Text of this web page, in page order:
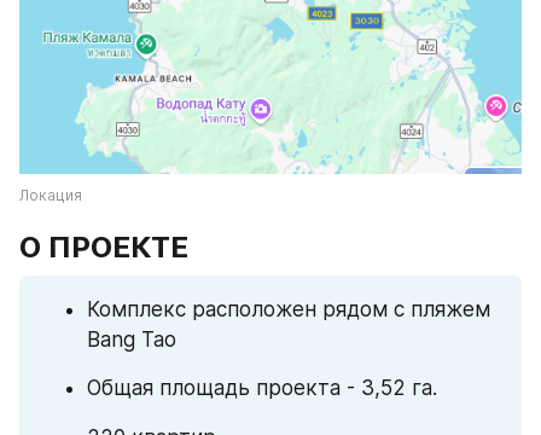
Локация
О ПРОЕКТЕ
Комплекс расположен рядом с пляжем
Bang Tao
Общая площадь проекта - 3,52 га.